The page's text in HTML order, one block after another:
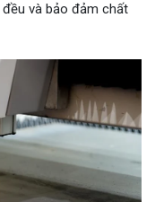
và bảo đảm chất